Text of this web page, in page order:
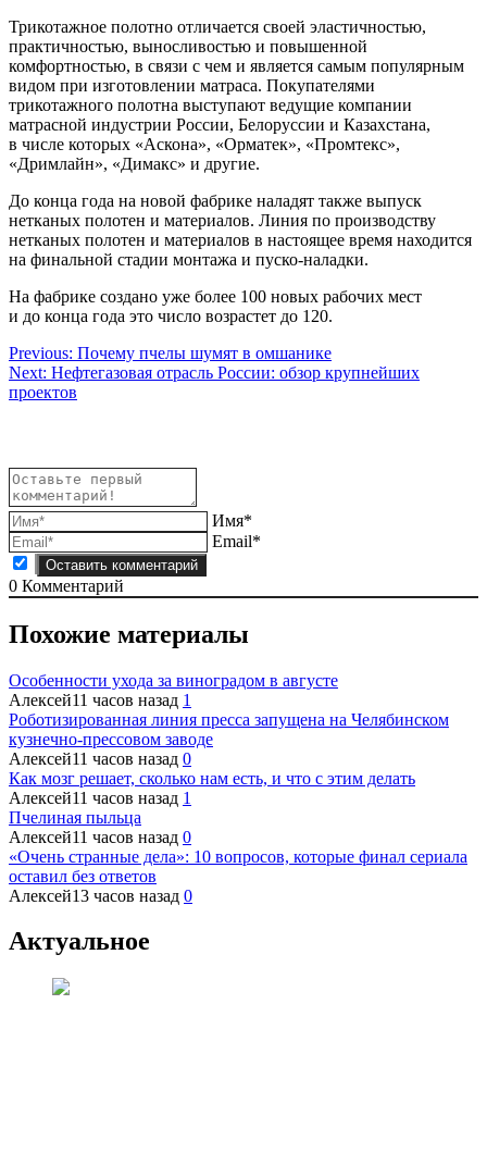
Трикотажное полотно отличается своей эластичностью,
практичностью, выносливостью и повышенной
комфортностью, в связи с чем и является самым популярным
видом при изготовлении матраса. Покупателями
трикотажного полотна выступают ведущие компании
матрасной индустрии России, Белоруссии и Казахстана,
в числе которых «Аскона», «Орматек», «Промтекс»,
«Дримлайн», «Димакс» и другие.
До конца года на новой фабрике наладят также выпуск
нетканых полотен и материалов. Линия по производству
нетканых полотен и материалов в настоящее время находится
на финальной стадии монтажа и пуско-наладки.
На фабрике создано уже более 100 новых рабочих мест
и до конца года это число возрастет до 120.
Навигация
по
Previous: Почему пчелы шумят в омшанике
Next: Нефтегазовая отрасль России: обзор крупнейших
проектов
Имя*
Email*
0 Комментарий
Похожие материалы
Особенности ухода за виноградом в августе
Алексей11 часов назад 1
Роботизированная линия пресса запущена на Челябинском
кузнечно-прессовом заводе
Алексей11 часов назад 0
Как мозг решает, сколько нам есть, и что с этим делать
Алексей11 часов назад 1
Пчелиная пыльца
Алексей11 часов назад 0
«Очень странные дела»: 10 вопросов, которые финал сериала
оставил без ответов
Алексей13 часов назад 0
Актуальное